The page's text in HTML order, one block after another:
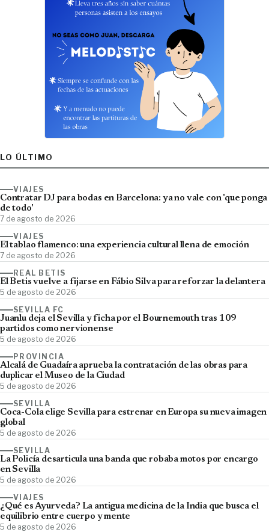
LO ÚLTIMO
VIAJES
Contratar DJ para bodas en Barcelona: ya no vale con 'que ponga
de todo'
7 de agosto de 2026
VIAJES
El tablao flamenco: una experiencia cultural llena de emoción
7 de agosto de 2026
REAL BETIS
El Betis vuelve a fijarse en Fábio Silva para reforzar la delantera
5 de agosto de 2026
SEVILLA FC
Juanlu deja el Sevilla y ficha por el Bournemouth tras 109
partidos como nervionense
5 de agosto de 2026
PROVINCIA
Alcalá de Guadaíra aprueba la contratación de las obras para
duplicar el Museo de la Ciudad
5 de agosto de 2026
SEVILLA
Coca-Cola elige Sevilla para estrenar en Europa su nueva imagen
global
5 de agosto de 2026
SEVILLA
La Policía desarticula una banda que robaba motos por encargo
en Sevilla
5 de agosto de 2026
VIAJES
¿Qué es Ayurveda? La antigua medicina de la India que busca el
equilibrio entre cuerpo y mente
5 de agosto de 2026